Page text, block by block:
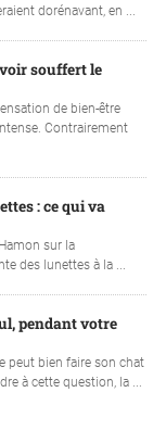
dorénavant, en ...
souffert le
de bien-être
Contrairement
: ce qui va
sur la
des lunettes à la ...
pendant votre
peut bien faire son chat
à cette question, la ...